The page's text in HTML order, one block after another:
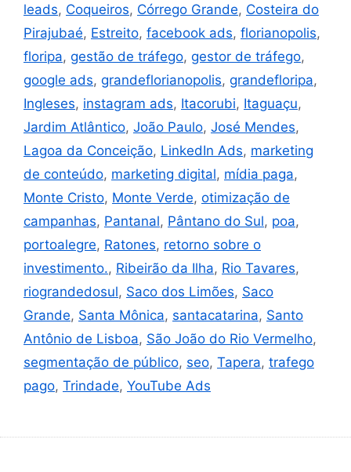
leads, Coqueiros, Córrego Grande, Costeira do
Pirajubaé, Estreito, facebook ads, florianopolis,
floripa, gestão de tráfego, gestor de tráfego,
google ads, grandeflorianopolis, grandefloripa,
Ingleses, instagram ads, Itacorubi, Itaguaçu,
Jardim Atlântico, João Paulo, José Mendes,
Lagoa da Conceição, LinkedIn Ads, marketing
de conteúdo, marketing digital, mídia paga,
Monte Cristo, Monte Verde, otimização de
campanhas, Pantanal, Pântano do Sul, poa,
portoalegre, Ratones, retorno sobre o
investimento., Ribeirão da Ilha, Rio Tavares,
riograndedosul, Saco dos Limões, Saco
Grande, Santa Mônica, santacatarina, Santo
Antônio de Lisboa, São João do Rio Vermelho,
segmentação de público, seo, Tapera, trafego
pago, Trindade, YouTube Ads